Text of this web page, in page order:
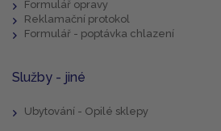
Formulář opravy
Reklamační protokol
Formulář - poptávka chlazení
Služby - jiné
Ubytování - Opilé sklepy